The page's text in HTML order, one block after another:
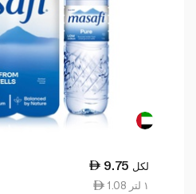
9.75 لكل
1.08 ١ لتر